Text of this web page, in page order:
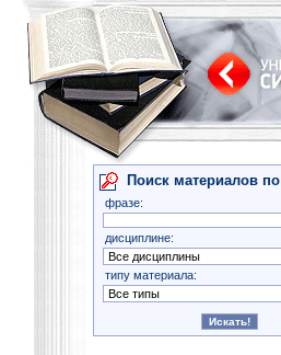
Поиск материалов по
фразе:
дисциплине:
типу материала: